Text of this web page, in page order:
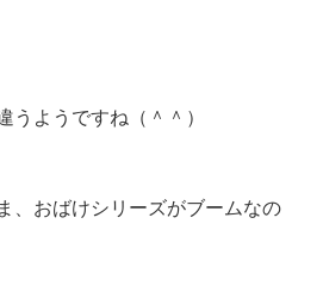
うようですね（＾＾）
、おばけシリーズがブームなの